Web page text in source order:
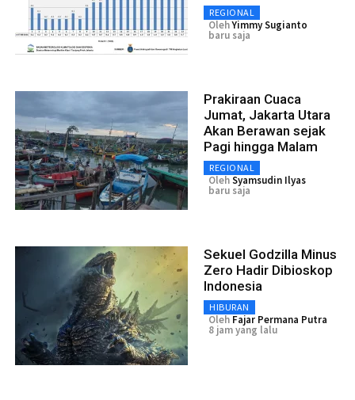
REGIONAL
OlehYimmy Sugianto
baru saja
Prakiraan Cuaca
Jumat, Jakarta Utara
Akan Berawan sejak
Pagi hingga Malam
REGIONAL
OlehSyamsudin Ilyas
baru saja
Sekuel Godzilla Minus
Zero Hadir Dibioskop
Indonesia
HIBURAN
Oleh Fajar Permana Putra
8 jam yang lalu